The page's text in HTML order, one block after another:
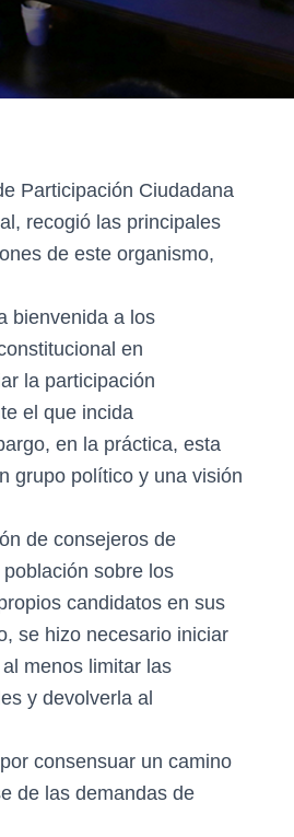
Participación Ciudadana
recogió las principales
de este organismo,
bienvenida a los
en
la participación
el que incida
en la práctica, esta
grupo político y una visión
de consejeros de
sobre los
candidatos en sus
se hizo necesario iniciar
menos limitar las
y devolverla al
consensuar un camino
de las demandas de